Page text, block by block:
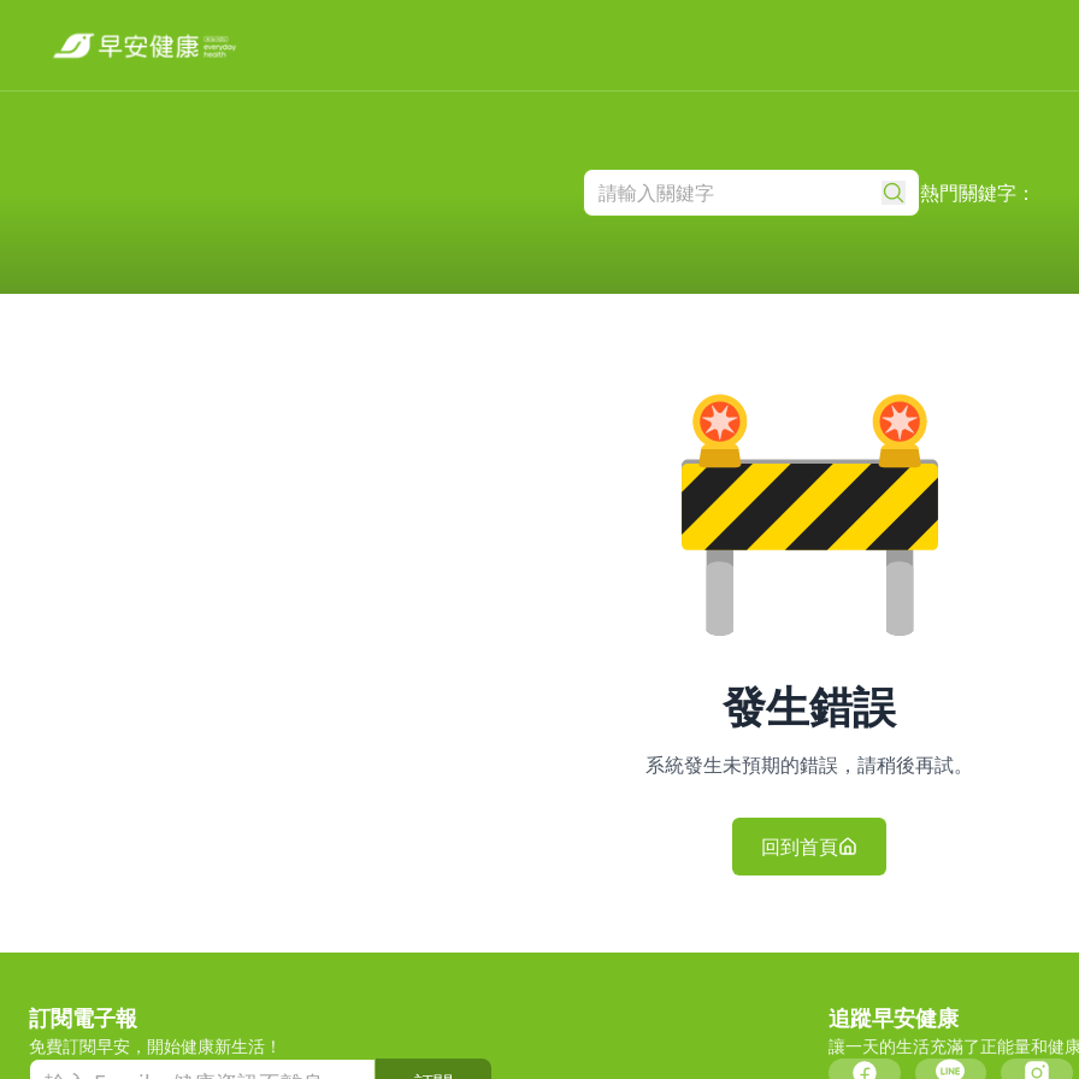
熱門關鍵字：
發生錯誤
系統發生未預期的錯誤，請稍後再試。
回到首頁
訂閱電子報
免費訂閱早安，開始健康新生活！
追蹤早安健康
讓一天的生活充滿了正能量和健